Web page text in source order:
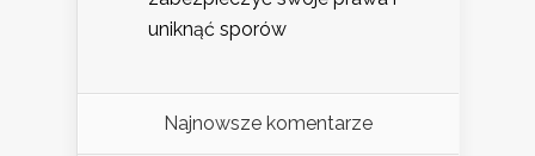
uniknąć sporów
Najnowsze komentarze